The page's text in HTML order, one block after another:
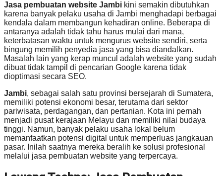
Jasa pembuatan website Jambi kini semakin dibutuhkan
karena banyak pelaku usaha di Jambi menghadapi berbagai
kendala dalam membangun kehadiran online. Beberapa di
antaranya adalah tidak tahu harus mulai dari mana,
keterbatasan waktu untuk mengurus website sendiri, serta
bingung memilih penyedia jasa yang bisa diandalkan.
Masalah lain yang kerap muncul adalah website yang sudah
dibuat tidak tampil di pencarian Google karena tidak
dioptimasi secara SEO.
Jambi, sebagai salah satu provinsi bersejarah di Sumatera,
memiliki potensi ekonomi besar, terutama dari sektor
pariwisata, perdagangan, dan pertanian. Kota ini pernah
menjadi pusat kerajaan Melayu dan memiliki nilai budaya
tinggi. Namun, banyak pelaku usaha lokal belum
memanfaatkan potensi digital untuk memperluas jangkauan
pasar. Inilah saatnya mereka beralih ke solusi profesional
melalui jasa pembuatan website yang terpercaya.